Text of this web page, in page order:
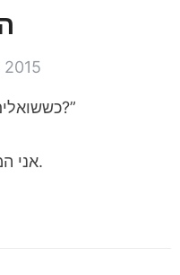
כששואלים מובטל, “מה אתה עושה בחיים?”
2015: אני המנכ”ל של הסטרטאפ שלי.